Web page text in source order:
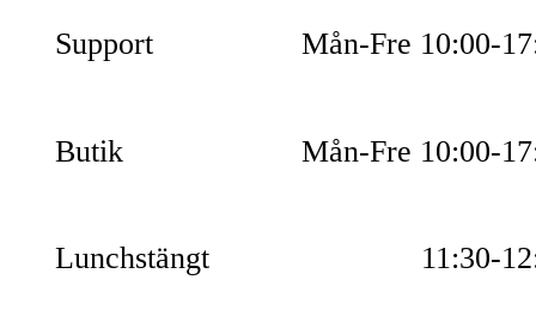
Support Mån-Fre 10:00-
Butik Mån-Fre 10:00-
Lunchstängt 11:30-